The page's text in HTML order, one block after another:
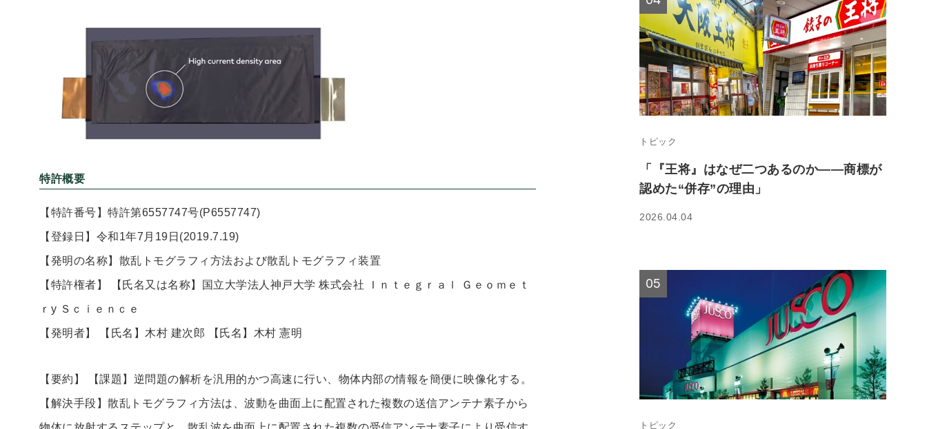
特許概要
【特許番号】特許第6557747号(P6557747)
【登録日】令和1年7月19日(2019.7.19)
【発明の名称】散乱トモグラフィ方法および散乱トモグラフィ装置
【特許権者】 【氏名又は名称】国立大学法人神戸大学 株式会社 Ｉｎｔｅｇｒａｌ Ｇｅｏｍｅｔ
ｒy Ｓｃｉｅｎｃｅ
【発明者】 【氏名】木村 建次郎 【氏名】木村 憲明
【要約】 【課題】逆問題の解析を汎用的かつ高速に行い、物体内部の情報を簡便に映像化する。
【解決手段】散乱トモグラフィ方法は、波動を曲面上に配置された複数の送信アンテナ素子から
トピック
「『王将』はなぜ二つあるのか――商標が
認めた“併存”の理由」
2026.04.04
トピック